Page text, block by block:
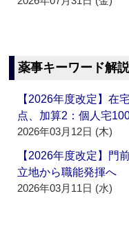
薬事キーワード解
【2026年度改定】在
点、加算2：個人宅
2026年03月12日 (木)
【2026年度改定】門
立地から職能発揮へ
2026年03月11日 (水)